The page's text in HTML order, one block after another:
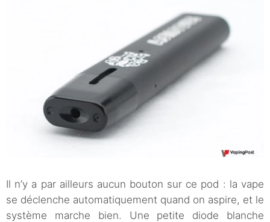
Il n’y a par ailleurs aucun bouton sur ce pod : la vape
se déclenche automatiquement quand on aspire, et le
système marche bien. Une petite diode blanche